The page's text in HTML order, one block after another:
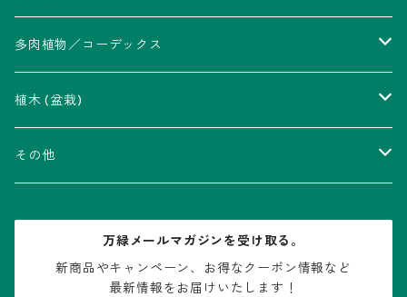
アストロフィツム属
瑠璃兜錦、兜丸錦
V-type兜
アリオカルプス属
ウィギンシア属
エキノケレウス属
多肉植物／コーデックス
アカベ属
アロエ属
コノフィツム属
植木 (盆栽)
ムクロジ科：カエデ属
その他
水石・景石
万緑メールマガジンを受け取る。
新商品やキャンペーン、お得なクーポン情報など
最新情報をお届けいたします！